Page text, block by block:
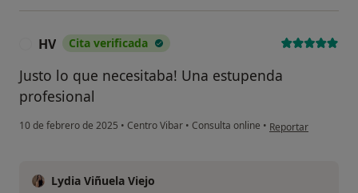
HV Cita verificada
Justo lo que necesitaba! Una estupenda
profesional
10 de febrero de 2025 • Centro Vibar • Consulta online • en opinión del
Reportar
Lydia Viñuela Viejo